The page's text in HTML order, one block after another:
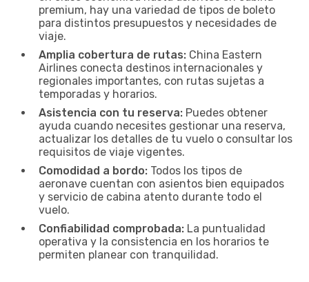
premium, hay una variedad de tipos de boleto
para distintos presupuestos y necesidades de
viaje.
Amplia cobertura de rutas: China Eastern
Airlines conecta destinos internacionales y
regionales importantes, con rutas sujetas a
temporadas y horarios.
Asistencia con tu reserva: Puedes obtener
ayuda cuando necesites gestionar una reserva,
actualizar los detalles de tu vuelo o consultar los
requisitos de viaje vigentes.
Comodidad a bordo: Todos los tipos de
aeronave cuentan con asientos bien equipados
y servicio de cabina atento durante todo el
vuelo.
Confiabilidad comprobada: La puntualidad
operativa y la consistencia en los horarios te
permiten planear con tranquilidad.